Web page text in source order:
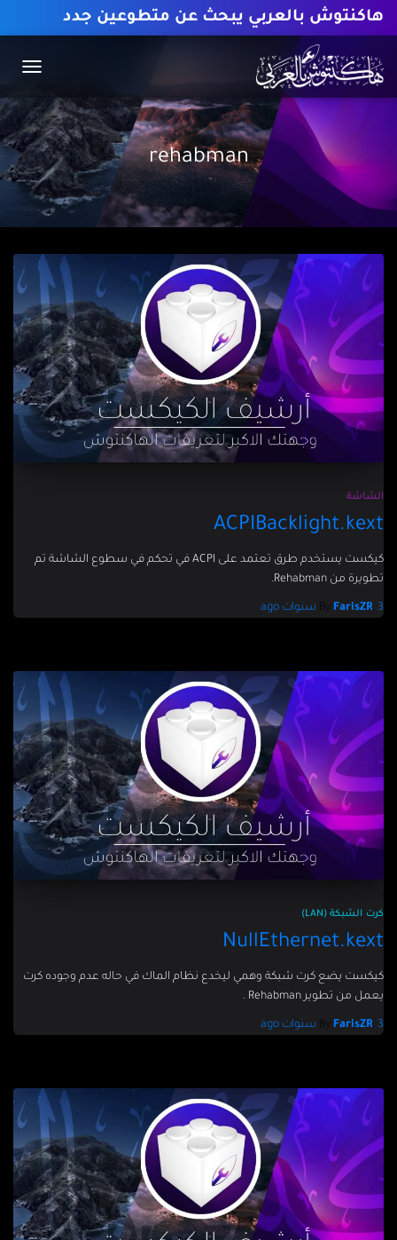
هاكنتوش بالعربي يبحث عن متطوعين جدد
rehabman
الشاشة
ACPIBacklight.kext
كيكست يستخدم طرق تعتمد على ACPI في تحكم في سطوع الشاشة تم
تطويرة من Rehabman.
FarisZR, 3 سنوات
كرت الشبكة (LAN)
NullEthernet.kext
كيكست يضع كرت شبكة وهمي ليخدع نظام الماك في حاله عدم وجوده كرت
يعمل من تطوير Rehabman .
FarisZR, 3 سنوات